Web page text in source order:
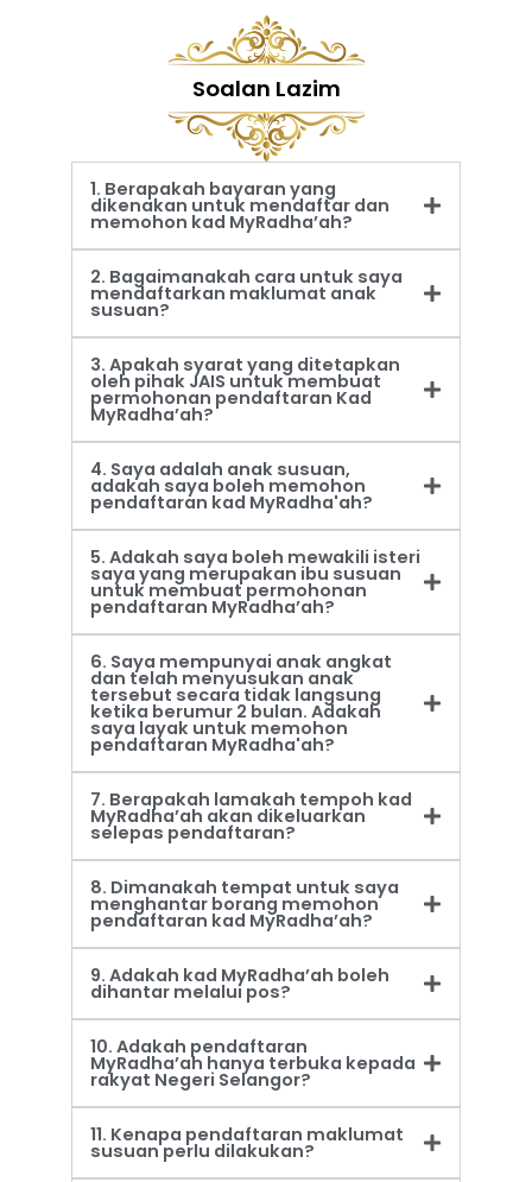
Soalan Lazim
1. Berapakah bayaran yang
dikenakan untuk mendaftar dan
memohon kad MyRadha’ah?
2. Bagaimanakah cara untuk saya
mendaftarkan maklumat anak
susuan?
3. Apakah syarat yang ditetapkan
oleh pihak JAIS untuk membuat
permohonan pendaftaran Kad
MyRadha’ah?
4. Saya adalah anak susuan,
adakah saya boleh memohon
pendaftaran kad MyRadha'ah?
5. Adakah saya boleh mewakili isteri
saya yang merupakan ibu susuan
untuk membuat permohonan
pendaftaran MyRadha’ah?
6. Saya mempunyai anak angkat
dan telah menyusukan anak
tersebut secara tidak langsung
ketika berumur 2 bulan. Adakah
saya layak untuk memohon
pendaftaran MyRadha'ah?
7. Berapakah lamakah tempoh kad
MyRadha’ah akan dikeluarkan
selepas pendaftaran?
8. Dimanakah tempat untuk saya
menghantar borang memohon
pendaftaran kad MyRadha’ah?
9. Adakah kad MyRadha’ah boleh
dihantar melalui pos?
10. Adakah pendaftaran
MyRadha’ah hanya terbuka kepada
rakyat Negeri Selangor?
11. Kenapa pendaftaran maklumat
susuan perlu dilakukan?